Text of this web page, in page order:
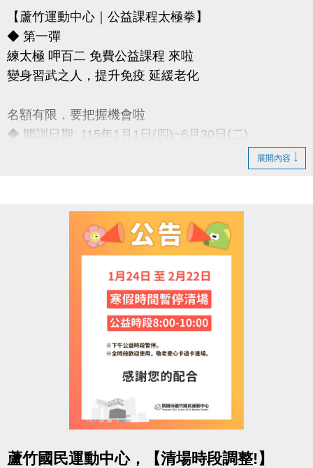
【蘆竹運動中心｜公益課程太極拳】
◆ 第一彈
練太極 呷百二 免費公益課程 來啦
變身習武之人，提升免疫 延緩老化
名額有限，要把握機會啦
◆ 開訓日期: 115年1月1日(四)~6月30日(二)
◆ 訓練地點: 桃園市蘆竹國民運動中心 三樓綜合球場
-洽詢專線：03-2639066 #115、116
-官網 :
https://www.lzsports.com.tw/zh_TW/news/pageID/1/
-FB : 桃園市蘆竹國民運動中心
-IG : @luzhusports
展開內容
蘆竹國民運動中心，【清場時段調整!】